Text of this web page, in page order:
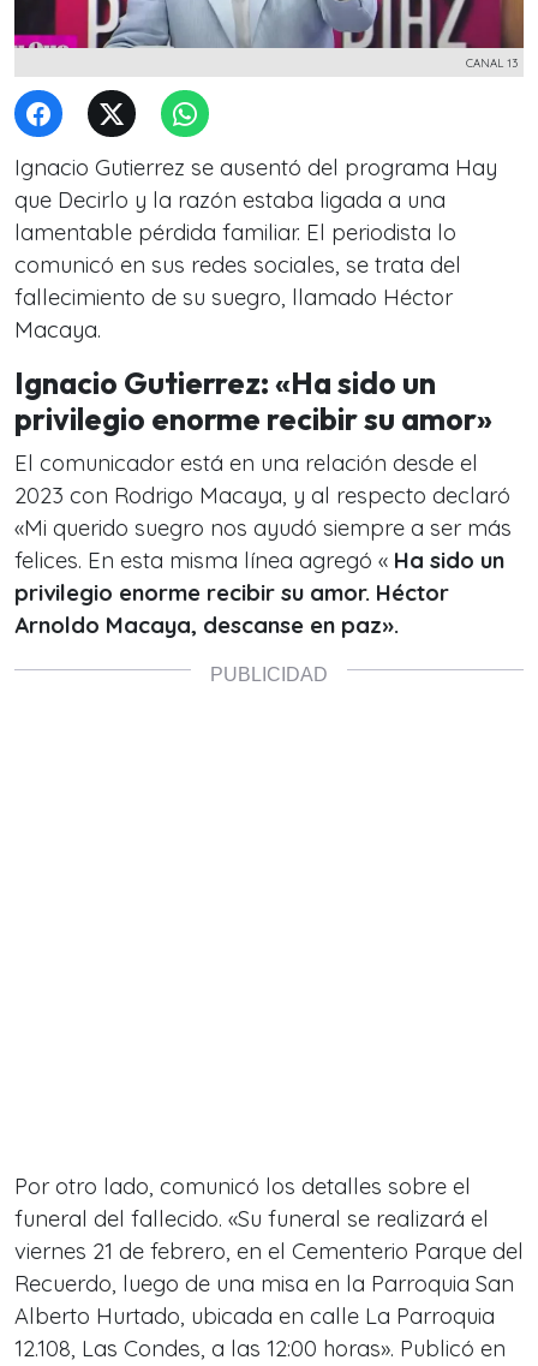
CANAL 13
Ignacio Gutierrez se ausentó del programa Hay
que Decirlo y la razón estaba ligada a una
lamentable pérdida familiar. El periodista lo
comunicó en sus redes sociales, se trata del
fallecimiento de su suegro, llamado Héctor
Macaya.
Ignacio Gutierrez: «Ha sido un
privilegio enorme recibir su amor»
El comunicador está en una relación desde el
2023 con Rodrigo Macaya, y al respecto declaró
«Mi querido suegro nos ayudó siempre a ser más
felices. En esta misma línea agregó « Ha sido un
privilegio enorme recibir su amor. Héctor
Arnoldo Macaya, descanse en paz».
Por otro lado, comunicó los detalles sobre el
funeral del fallecido. «Su funeral se realizará el
viernes 21 de febrero, en el Cementerio Parque del
Recuerdo, luego de una misa en la Parroquia San
Alberto Hurtado, ubicada en calle La Parroquia
12.108, Las Condes, a las 12:00 horas». Publicó en